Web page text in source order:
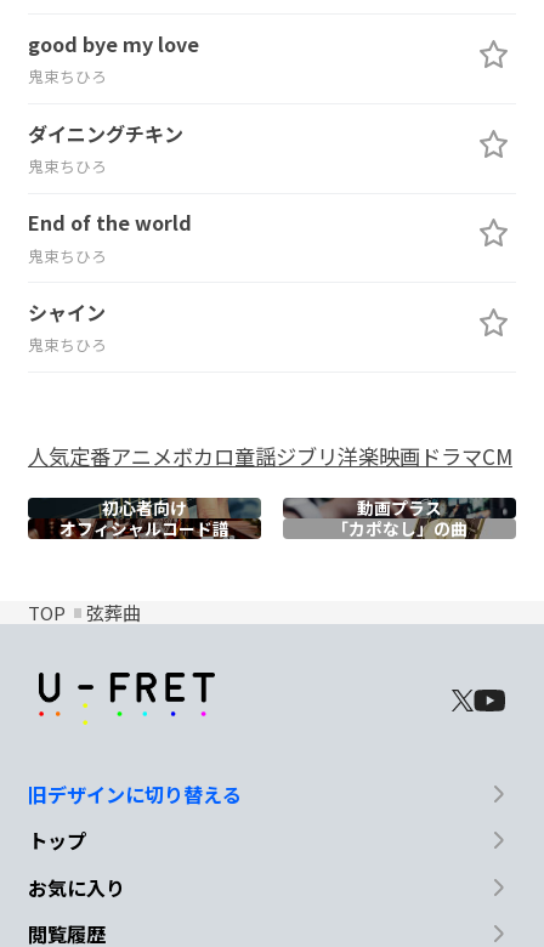
good bye my love
鬼束ちひろ
ダイニングチキン
鬼束ちひろ
End of the world
鬼束ちひろ
シャイン
鬼束ちひろ
人気定番アニメボカロ童謡ジブリ洋楽映画ドラマCM
初心者向け
動画プラス
オフィシャルコード譜 「カポなし」の曲
TOP 弦葬曲
旧デザインに切り替える
トップ
お気に入り
閲覧履歴